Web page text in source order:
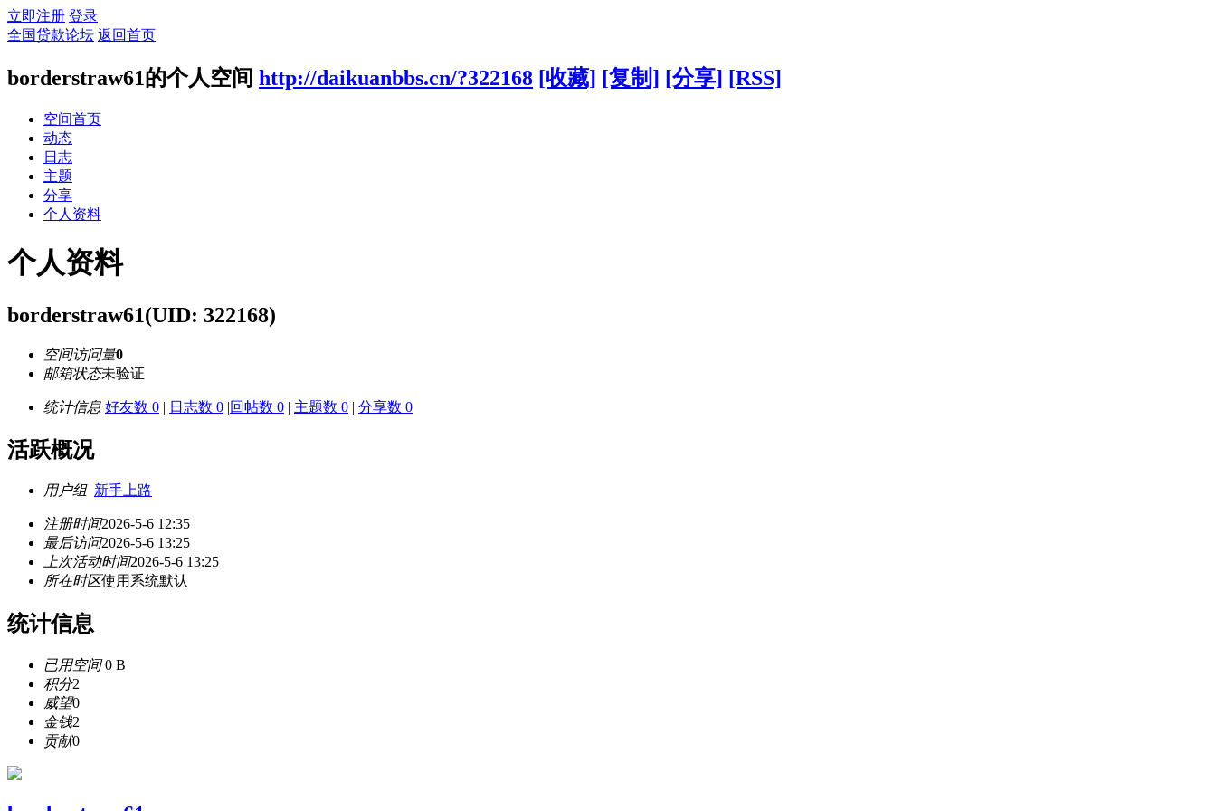
立即注册 登录
全国贷款论坛 返回首页
borderstraw61的个人空间 http://daikuanbbs.cn/?322168 [收藏] [复制] [分享] [RSS]
空间首页
动态
日志
主题
分享
个人资料
个人资料
borderstraw61(UID: 322168)
空间访问量0
邮箱状态未验证
统计信息 好友数 0 | 日志数 0 |回帖数 0 | 主题数 0 | 分享数 0
活跃概况
用户组 新手上路
注册时间2026-5-6 12:35
最后访问2026-5-6 13:25
上次活动时间2026-5-6 13:25
所在时区使用系统默认
统计信息
已用空间0 B
积分2
威望0
金钱2
贡献0